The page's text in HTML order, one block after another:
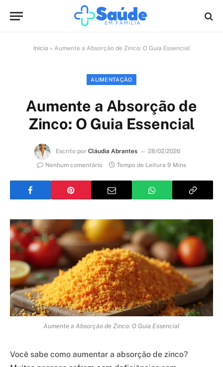
Início » Aumente a Absorção de Zinco: O Guia Essencial
ALIMENTAÇÃO
Aumente a Absorção de
Zinco: O Guia Essencial
Escrito por Cláudia Abrantes
28/02/2026
Nenhum comentário
Tempo de Leitura 9 Mins
Aumente a Absorção de Zinco: O Guia Essencial
Você sabe como aumentar a absorção de zinco?